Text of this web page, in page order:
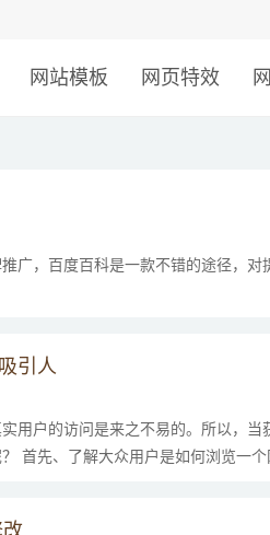
网站模板 网页特效
广，百度百科是一款不错的途径，
引人
用户的访问是来之不易的。所以，
首先、了解大众用户是如何浏览一